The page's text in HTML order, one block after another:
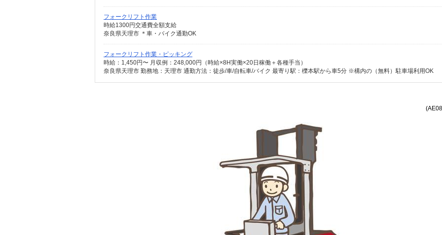
フォークリフト作業
時給1300円交通費全額支給
奈良県天理市 ＊車・バイク通勤OK
フォークリフト作業・ピッキング
時給：1,450円〜 月収例：248,000円（時給×8H実働×20日稼働＋各種手当）
奈良県天理市 勤務地：天理市 通勤方法：徒歩/車/自転車/バイク 最寄り駅：櫟本駅から車5分 ※構内の（無料）駐車場利用OK